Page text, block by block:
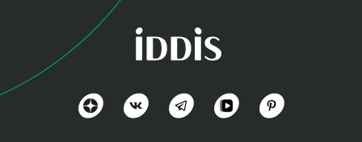
коллекция
Рэй (Ray)